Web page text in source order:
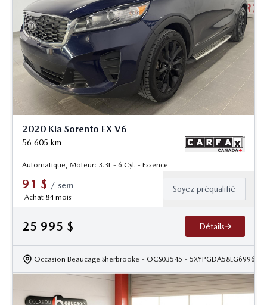
2020 Kia Sorento EX V6
56 605 km
Automatique, Moteur: 3.3L - 6 Cyl. - Essence
91 $ / sem
Achat 84 mois
Soyez préqualifié
25 995 $ Détails
Occasion Beaucage Sherbrooke - OCS03545 - 5XYPGDA58LG699615